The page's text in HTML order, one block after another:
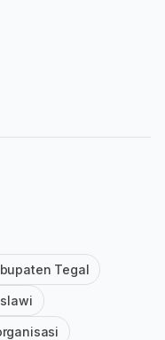
Tegal